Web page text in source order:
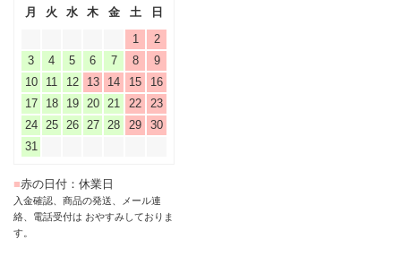
月 火 水 木 金 土
日
1
2
3
4 5 6 7 8
9
10
11 12 13 14 15
16
17
18 19 20 21 22
23
24
25 26 27 28 29
30
31
■赤の日付：休業日
入金確認、商品の発送、メール連
絡、電話受付は おやすみしておりま
す。